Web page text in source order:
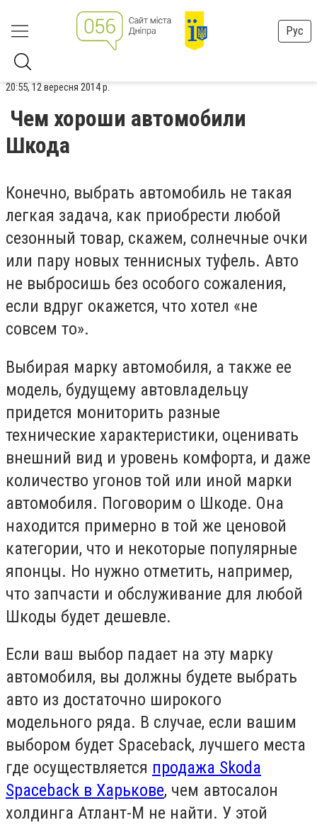
Рус
20:55, 12 вересня 2014 р.
Чем хороши автомобили
Шкода
Конечно, выбрать автомобиль не такая
легкая задача, как приобрести любой
сезонный товар, скажем, солнечные очки
или пару новых теннисных туфель. Авто
не выбросишь без особого сожаления,
если вдруг окажется, что хотел «не
совсем то».
Выбирая марку автомобиля, а также ее
модель, будущему автовладельцу
придется мониторить разные
технические характеристики, оценивать
внешний вид и уровень комфорта, и даже
количество угонов той или иной марки
автомобиля. Поговорим о Шкоде. Она
находится примерно в той же ценовой
категории, что и некоторые популярные
японцы. Но нужно отметить, например,
что запчасти и обслуживание для любой
Шкоды будет дешевле.
Если ваш выбор падает на эту марку
автомобиля, вы должны будете выбрать
авто из достаточно широкого
модельного ряда. В случае, если вашим
выбором будет Spaceback, лучшего места
где осуществляется продажа Skoda
Spaceback в Харькове, чем автосалон
холдинга Атлант-М не найти. У этой